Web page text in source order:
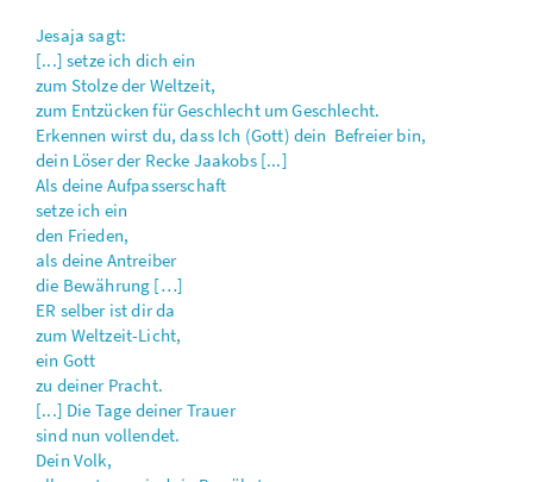
Jesaja sagt:
[...] setze ich dich ein
zum Stolze der Weltzeit,
zum Entzücken für Geschlecht um Geschlecht.
Erkennen wirst du, dass Ich (Gott) dein Befreier bin,
dein Löser der Recke Jaakobs [...]
Als deine Aufpasserschaft
setze ich ein
den Frieden,
als deine Antreiber
die Bewährung […]
ER selber ist dir da
zum Weltzeit-Licht,
ein Gott
zu deiner Pracht.
[...] Die Tage deiner Trauer
sind nun vollendet.
Dein Volk,